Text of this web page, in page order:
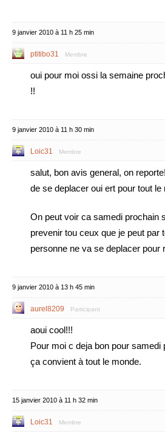
9 janvier 2010 à 11 h 25 min
ptitibo31 Membre
oui pour moi ossi la semaine
!!
9 janvier 2010 à 11 h 30 min
Loic31 Membre
salut, bon avis general, on
de se deplacer oui ert pour tout le
On peut voir ca samedi prochain
prevenir tou ceux que je peut par
personne ne va se deplacer pour
9 janvier 2010 à 13 h 45 min
aurel8209 Participant
aoui cool!!!
Pour moi c deja bon pour samedi
ça convient à tout le monde.
15 janvier 2010 à 11 h 32 min
Loic31 Membre